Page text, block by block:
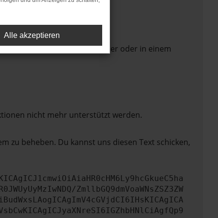
in einem anderen Browser oder in einem
nicht mehr unterstützt werden.
zu beheben. Du kannst uns diesen Text schicken,
ZmllbGQ9dmVoaWNsZSZ3ZW
Alle akzeptieren